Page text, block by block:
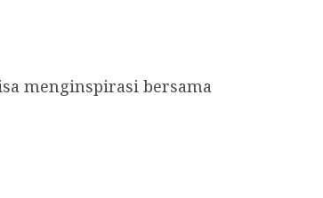
menginspirasi bersama